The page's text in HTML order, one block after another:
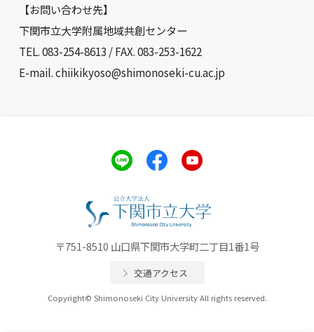
【お問い合わせ先】
下関市立大学附属地域共創センター
TEL. 083-254-8613 / FAX. 083-253-1622
E-mail. chiikikyoso@shimonoseki-cu.ac.jp
〒751-8510 山口県下関市大学町二丁目1番1号
交通アクセス
Copyright© Shimonoseki City University All rights reserved.